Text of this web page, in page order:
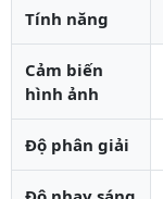
Tính năng
Cảm biến
hình ảnh
Độ phân giải